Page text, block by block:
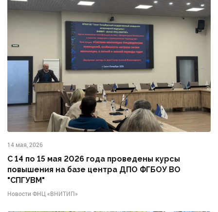
14 мая, 2026
С 14 по 15 мая 2026 года проведены курсы
повышения на базе центра ДПО ФГБОУ ВО
"СПГУВМ"
Новости ФНЦ «ВНИТИП»